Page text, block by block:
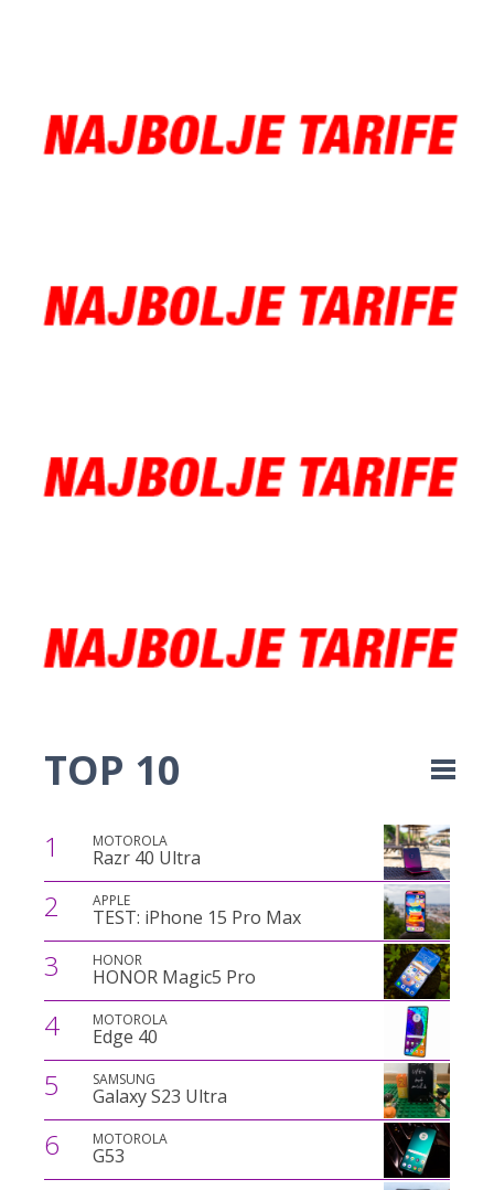
TOP 10
1 MOTOROLA
Razr 40 Ultra
2 APPLE
TEST: iPhone 15 Pro Max
3 HONOR
HONOR Magic5 Pro
4 MOTOROLA
Edge 40
5 SAMSUNG
Galaxy S23 Ultra
6 MOTOROLA
G53